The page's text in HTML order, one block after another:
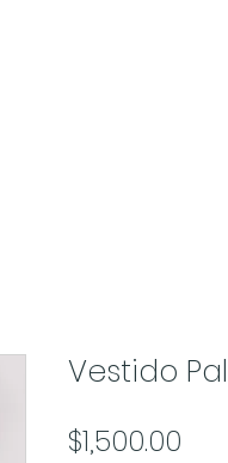
Vestido
$1,500.00